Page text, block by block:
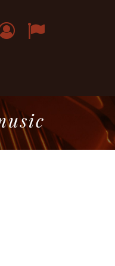
Čeština